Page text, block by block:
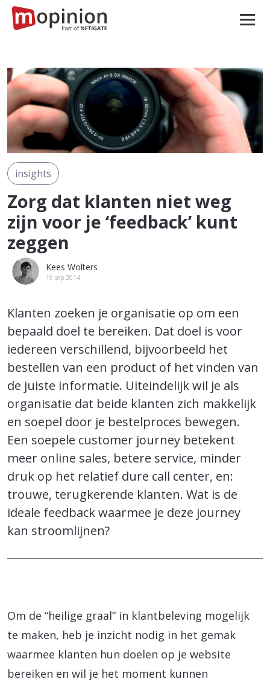
insights
Zorg dat klanten niet weg
zijn voor je ‘feedback’ kunt
zeggen
Kees Wolters
19 sep 2014
Klanten zoeken je organisatie op om een
bepaald doel te bereiken. Dat doel is voor
iedereen verschillend, bijvoorbeeld het
bestellen van een product of het vinden van
de juiste informatie. Uiteindelijk wil je als
organisatie dat beide klanten zich makkelijk
en soepel door je bestelproces bewegen.
Een soepele customer journey betekent
meer online sales, betere service, minder
druk op het relatief dure call center, en:
trouwe, terugkerende klanten. Wat is de
ideale feedback waarmee je deze journey
kan stroomlijnen?
Om de “heilige graal” in klantbeleving mogelijk
te maken, heb je inzicht nodig in het gemak
waarmee klanten hun doelen op je website
bereiken en wil je het moment kunnen